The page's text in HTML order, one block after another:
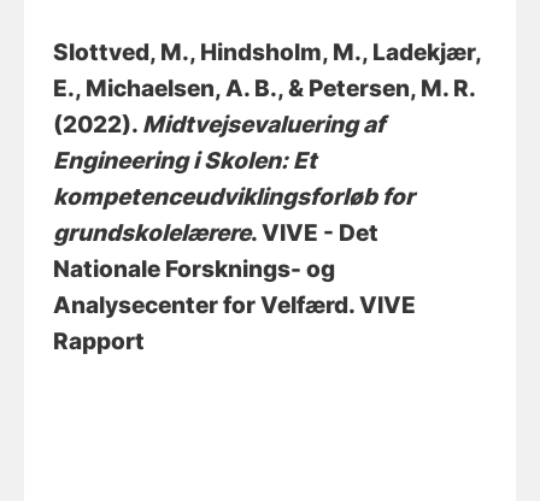
Slottved, M., Hindsholm, M., Ladekjær,
E., Michaelsen, A. B., & Petersen, M. R.
(2022). Midtvejsevaluering af
Engineering i Skolen: Et
kompetenceudviklingsforløb for
grundskolelærere. VIVE - Det
Nationale Forsknings- og
Analysecenter for Velfærd. VIVE
Rapport